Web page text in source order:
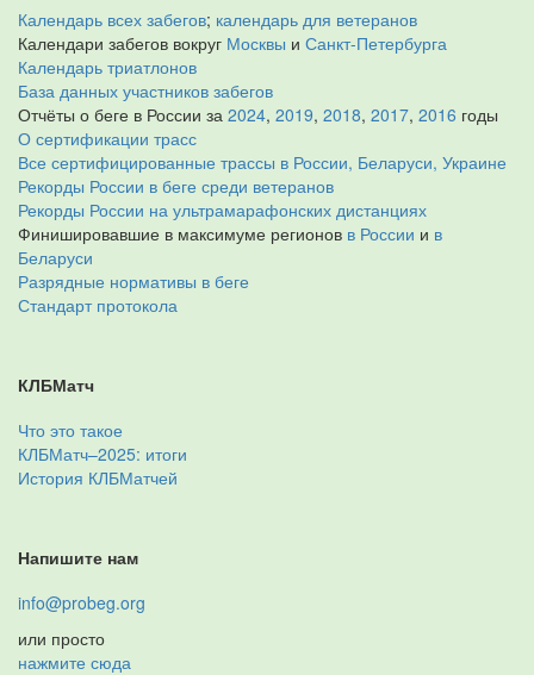
Календарь всех забегов; календарь для ветеранов
Календари забегов вокруг Москвы и Санкт-Петербурга
Календарь триатлонов
База данных участников забегов
Отчёты о беге в России за 2024, 2019, 2018, 2017, 2016 годы
О сертификации трасс
Все сертифицированные трассы в России, Беларуси, Украине
Рекорды России в беге среди ветеранов
Рекорды России на ультрамарафонских дистанциях
Финишировавшие в максимуме регионов в России и в
Беларуси
Разрядные нормативы в беге
Стандарт протокола
КЛБМатч
Что это такое
КЛБМатч–2025: итоги
История КЛБМатчей
Напишите нам
info@probeg.org
или просто
нажмите сюда